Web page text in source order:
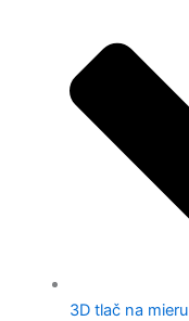
3D tlač na mieru